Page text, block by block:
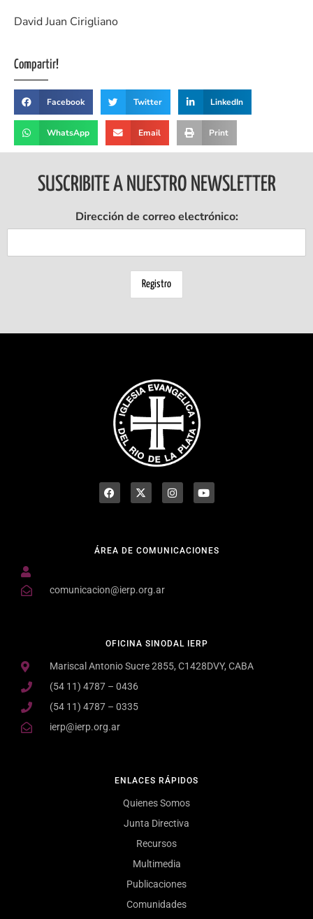
David Juan Cirigliano
Compartir!
Facebook Twitter LinkedIn
WhatsApp Email Print
SUSCRIBITE A NUESTRO NEWSLETTER
Dirección de correo electrónico:
ENLACES RÁPIDOS
Quienes Somos
Junta Directiva
Recursos
Multimedia
Publicaciones
Comunidades
OFICINA SINODAL IERP
Mariscal Antonio Sucre 2855, C1428DVY, CABA
(54 11) 4787 – 0436
(54 11) 4787 – 0335
ierp@ierp.org.ar
ÁREA DE COMUNICACIONES
comunicacion@ierp.org.ar